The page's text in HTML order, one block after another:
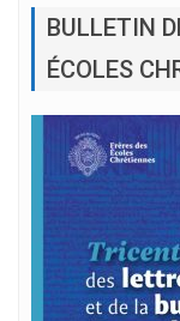
BULLETIN
ÉCOLES